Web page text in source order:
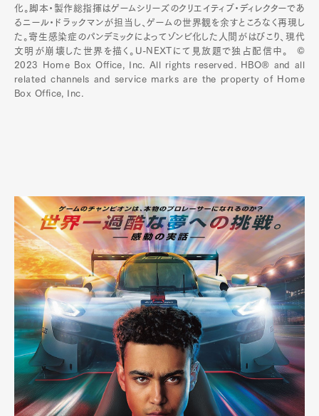
化。脚本・製作総指揮はゲームシリーズのクリエイティブ・ディレクターであ
るニール・ドラックマンが担当し、ゲームの世界観を余すところなく再現し
た。寄生感染症のパンデミックによってゾンビ化した人間がはびこり、現代
文明が崩壊した世界を描く。U-NEXTにて見放題で独占配信中。 ©
2023 Home Box Office, Inc. All rights reserved. HBO® and all
related channels and service marks are the property of Home
Box Office, Inc.